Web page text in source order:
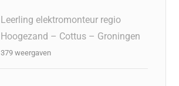
Leerling elektromonteur regio
Hoogezand – Cottus – Groningen
379 weergaven